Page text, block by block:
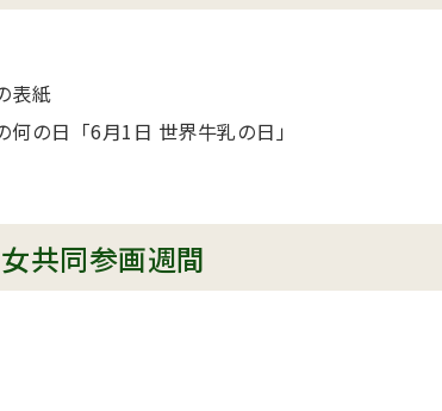
表紙
何の日「6月1日 世界牛乳の日」
共同参画週間